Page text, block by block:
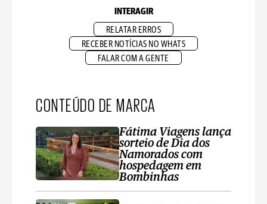
INTERAGIR
RELATAR ERROS
RECEBER NOTÍCIAS NO WHATS
FALAR COM A GENTE
CONTEÚDO DE MARCA
Fátima Viagens lança
sorteio de Dia dos
Namorados com
hospedagem em
Bombinhas